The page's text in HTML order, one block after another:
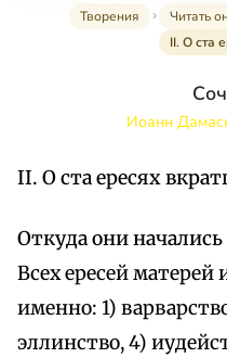
Творения Читать
II. О ста
Иоанн
II. О ста ересях
Откуда они
Всех ересей матерей
именно: 1)
эллинство, 4)